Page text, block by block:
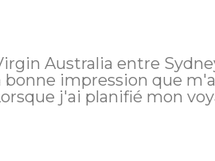
Australia entre
impression que